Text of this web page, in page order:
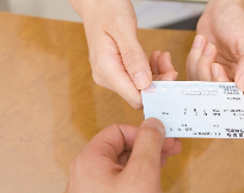
花粉症でお悩みの方へ